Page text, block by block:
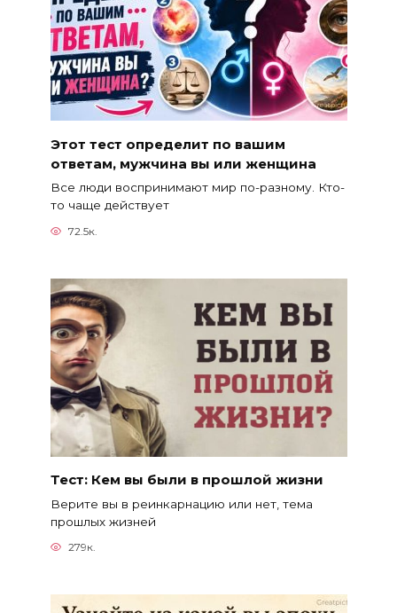
Этот тест определит по вашим
ответам, мужчина вы или женщина
Все люди воспринимают мир по-разному. Кто-
то чаще действует
72.5к.
Тест: Кем вы были в прошлой жизни
Верите вы в реинкарнацию или нет, тема
прошлых жизней
279к.